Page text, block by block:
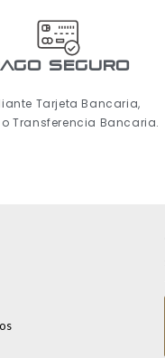
seguro
Tarjeta Bancaria,
Transferencia Bancaria.